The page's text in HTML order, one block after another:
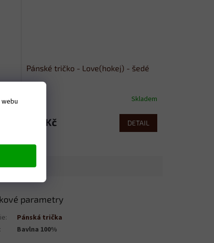
Pánské tričko - Love(hokej) - šedé
Skladem
379 Kč DETAIL
parametry
:
Pánská trička
: Bavlna 100%